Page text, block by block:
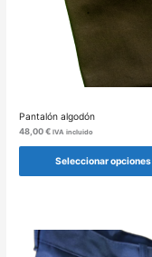
Pantalón algodón
48,00€ IVA incluido
Seleccionar opciones